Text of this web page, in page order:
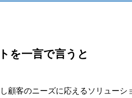
を一言で言うと
顧客のニーズに応えるソリュー